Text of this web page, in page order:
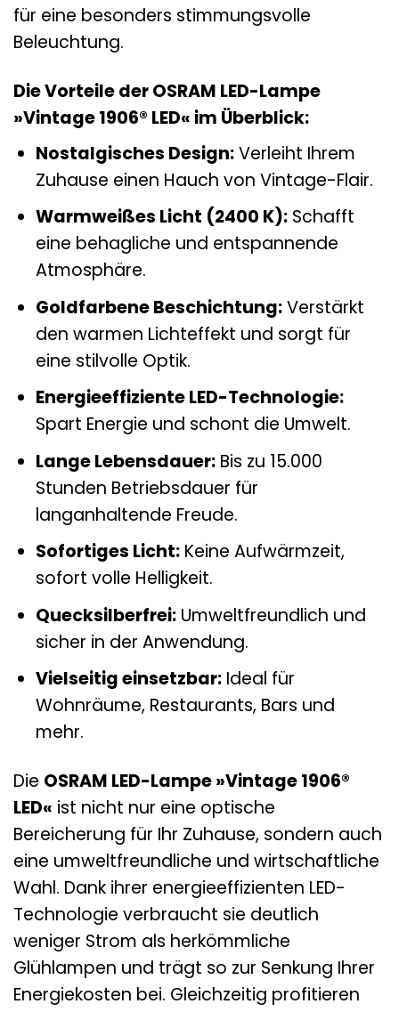
für eine besonders stimmungsvolle
Beleuchtung.
Die Vorteile der OSRAM LED-Lampe
»Vintage 1906® LED« im Überblick:
Nostalgisches Design:Verleiht Ihrem
Zuhause einen Hauch von Vintage-Flair.
Warmweißes Licht (2400 K):Schafft
eine behagliche und entspannende
Atmosphäre.
Goldfarbene Beschichtung:Verstärkt
den warmen Lichteffekt und sorgt für
eine stilvolle Optik.
Energieeffiziente LED-Technologie:
Spart Energie und schont die Umwelt.
Lange Lebensdauer:Bis zu 15.000
Stunden Betriebsdauer für
langanhaltende Freude.
Sofortiges Licht:Keine Aufwärmzeit,
sofort volle Helligkeit.
Quecksilberfrei:Umweltfreundlich und
sicher in der Anwendung.
Vielseitig einsetzbar:Ideal für
Wohnräume, Restaurants, Bars und
mehr.
Die OSRAM LED-Lampe »Vintage 1906®
LED« ist nicht nur eine optische
Bereicherung für Ihr Zuhause, sondern auch
eine umweltfreundliche und wirtschaftliche
Wahl. Dank ihrer energieeffizienten LED-
Technologie verbraucht sie deutlich
weniger Strom als herkömmliche
Glühlampen und trägt so zur Senkung Ihrer
Energiekosten bei. Gleichzeitig profitieren